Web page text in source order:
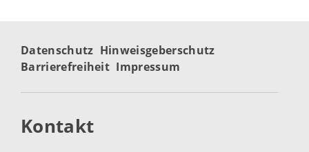
Datenschutz Hinweisgeberschutz
Barrierefreiheit Impressum
Kontakt